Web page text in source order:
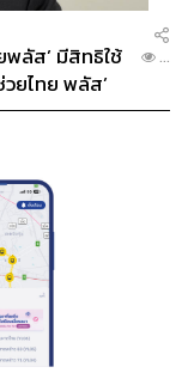
พลัส’ มีสิทธิใช้
ยไทย พลัส’
...